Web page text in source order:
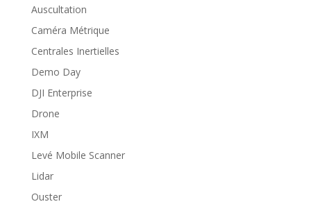
Auscultation
Caméra Métrique
Centrales Inertielles
Demo Day
DJI Enterprise
Drone
IXM
Levé Mobile Scanner
Lidar
Ouster